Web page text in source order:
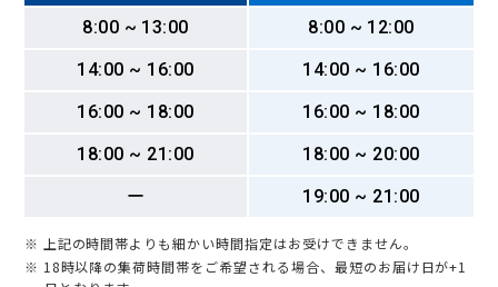
8:00 ~ 13:00
8:00 ~ 12:00
14:00 ~ 16:00
14:00 ~ 16:00
16:00 ~ 18:00
16:00 ~ 18:00
18:00 ~ 21:00
18:00 ~ 20:00
ー
19:00 ~ 21:00
※ 上記の時間帯よりも細かい時間指定はお受けできません。
※ 18時以降の集荷時間帯をご希望される場合、最短のお届け日が+1